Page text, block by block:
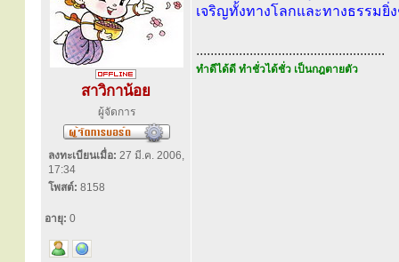
สาวิกาน้อย
ผู้จัดการ
ลงทะเบียนเมื่อ: 27 มี.ค. 2006,
17:34
โพสต์: 8158
อายุ: 0
เจริญทั้งทางโลกและทางธรรมยิ่
.....................................................
ทำดีได้ดี ทำชั่วได้ชั่ว เป็นกฎตายตัว